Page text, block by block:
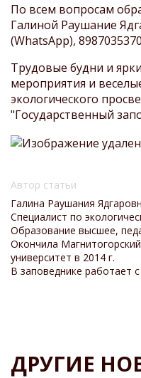
По всем вопросам
Галиной Раушание
(WhatsApp),
Трудовые будни и
мероприятия и
экологического
"Государственный
Автор статьи
Галина Раушания
Специалист по
Образование высшее,
Окончила
университет в 2014 г.
В заповеднике работает с
ДРУГИЕ